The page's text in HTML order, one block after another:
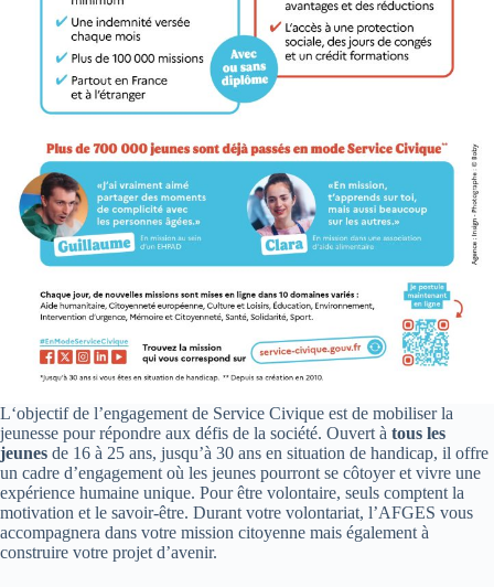
L‘objectif de l’engagement de Service Civique est de mobiliser la
jeunesse pour répondre aux défis de la société. Ouvert à tous les
jeunes de 16 à 25 ans, jusqu’à 30 ans en situation de handicap, il offre
un cadre d’engagement où les jeunes pourront se côtoyer et vivre une
expérience humaine unique. Pour être volontaire, seuls comptent la
motivation et le savoir-être. Durant votre volontariat, l’AFGES vous
accompagnera dans votre mission citoyenne mais également à
construire votre projet d’avenir.